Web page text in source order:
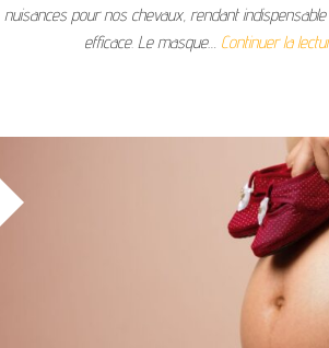
nuisances pour nos chevaux, rendant
efficace. Le masque… Continuer la